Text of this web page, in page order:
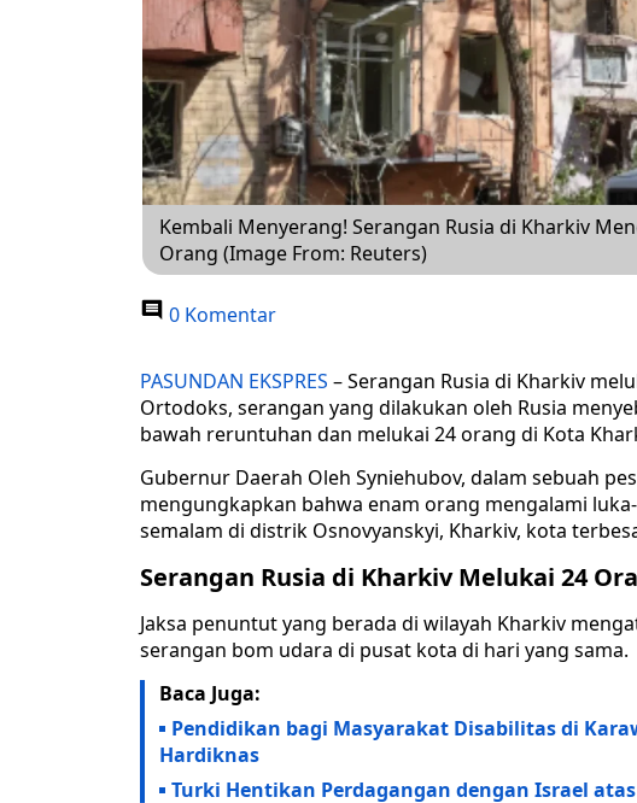
Kembali Menyerang! Serangan Rusia di Kharkiv
Orang (Image From: Reuters)
0 Komentar
PASUNDAN EKSPRES – Serangan Rusia di Kharkiv
Ortodoks, serangan yang dilakukan oleh Rusia
bawah reruntuhan dan melukai 24 orang di Kota
Gubernur Daerah Oleh Syniehubov, dalam sebuah
mengungkapkan bahwa enam orang mengalami
semalam di distrik Osnovyanskyi, Kharkiv, kota
Serangan Rusia di Kharkiv Melukai 24
Jaksa penuntut yang berada di wilayah Kharkiv
serangan bom udara di pusat kota di hari yang sama.
Baca Juga:
Pendidikan bagi Masyarakat Disabilitas di
Hardiknas
Turki Hentikan Perdagangan dengan Israel